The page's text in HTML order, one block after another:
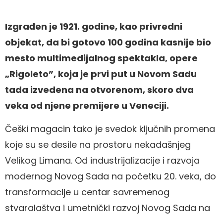
Izgrađen je 1921. godine, kao privredni
objekat, da bi gotovo 100 godina kasnije bio
mesto multimedijalnog spektakla, opere
„Rigoleto”, koja je prvi put u Novom Sadu
tada izvedena na otvorenom, skoro dva
veka od njene premijere u Veneciji.
Češki magacin tako je svedok ključnih promena
koje su se desile na prostoru nekadašnjeg
Velikog Limana. Od industrijalizacije i razvoja
modernog Novog Sada na početku 20. veka, do
transformacije u centar savremenog
stvaralaštva i umetnički razvoj Novog Sada na